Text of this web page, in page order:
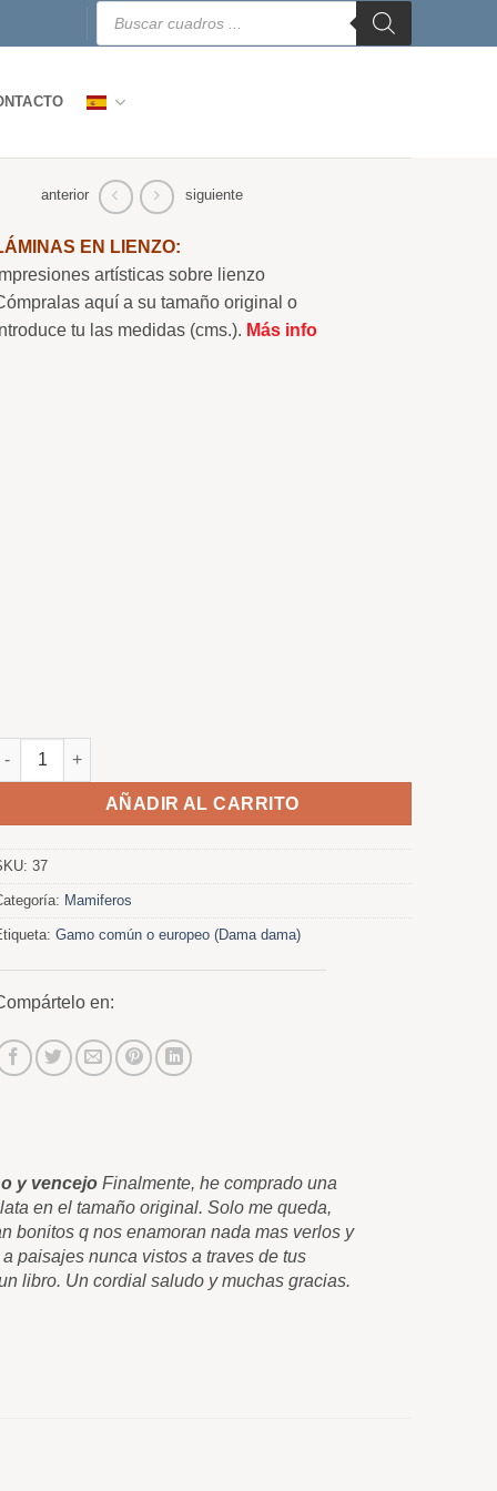
Búsqueda
productos
anterior siguiente
EN LIENZO:
artísticas sobre lienzo
aquí a su tamaño original o
tu las medidas (cms.). Más info
de gamo cantidad
AÑADIR AL CARRITO
37
Mamiferos
Gamo común o europeo (Dama dama)
en:
y vencejo Finalmente, he comprado una
en el tamaño original. Solo me queda,
bonitos q nos enamoran nada mas verlos y
paisajes nunca vistos a traves de tus
libro. Un cordial saludo y muchas gracias.